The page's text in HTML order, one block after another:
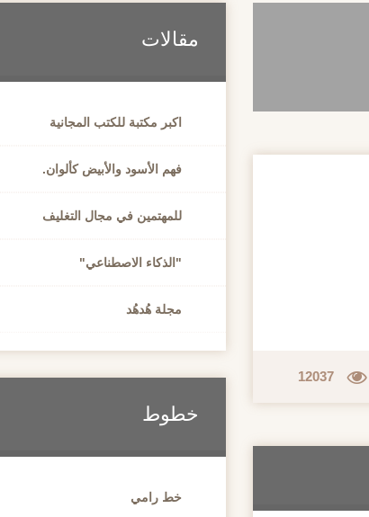
12037
مقالات
اكبر مكتبة للكتب المجانية
فهم الأسود والأبيض كألوان.
للمهتمين في مجال التغليف
"الذكاء الاصطناعي"
مجلة هُدهُد
خطوط
خط رامي